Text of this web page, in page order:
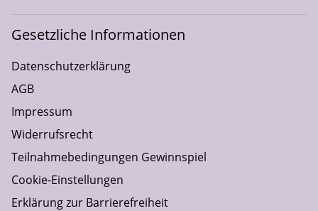
Gesetzliche Informationen
Datenschutzerklärung
AGB
Impressum
Widerrufsrecht
Teilnahmebedingungen Gewinnspiel
Cookie-Einstellungen
Erklärung zur Barrierefreiheit